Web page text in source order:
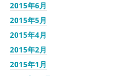
2015年6月
2015年5月
2015年4月
2015年2月
2015年1月